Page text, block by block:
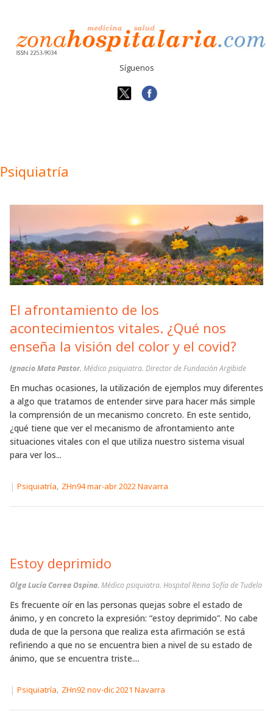
Síguenos
Psiquiatría
El afrontamiento de los
acontecimientos vitales. ¿Qué nos
enseña la visión del color y el covid?
Ignacio Mata Pastor. Médico psiquiatra. Director de Fundación Argibide
En muchas ocasiones, la utilización de ejemplos muy diferentes
a algo que tratamos de entender sirve para hacer más simple
la comprensión de un mecanismo concreto. En este sentido,
¿qué tiene que ver el mecanismo de afrontamiento ante
situaciones vitales con el que utiliza nuestro sistema visual
para ver los...
| Psiquiatría, ZHn94 mar-abr 2022 Navarra
Estoy deprimido
Olga Lucía Correa Ospina. Médico psiquiatra. Hospital Reina Sofía de Tudela
Es frecuente oír en las personas quejas sobre el estado de
ánimo, y en concreto la expresión: “estoy deprimido”. No cabe
duda de que la persona que realiza esta afirmación se está
refiriendo a que no se encuentra bien a nivel de su estado de
ánimo, que se encuentra triste....
| Psiquiatría, ZHn92 nov-dic 2021 Navarra